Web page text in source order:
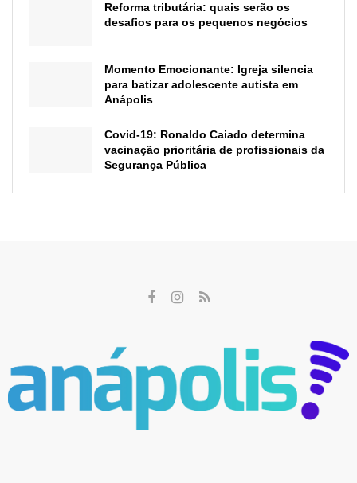
Reforma tributária: quais serão os
desafios para os pequenos negócios
Momento Emocionante: Igreja silencia
para batizar adolescente autista em
Anápolis
Covid-19: Ronaldo Caiado determina
vacinação prioritária de profissionais da
Segurança Pública